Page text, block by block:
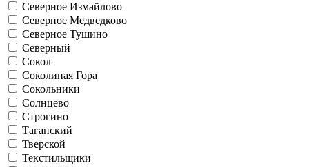
Северное Измайлово
Северное Медведково
Северное Тушино
Северный
Сокол
Соколиная Гора
Сокольники
Солнцево
Строгино
Таганский
Тверской
Текстильщики